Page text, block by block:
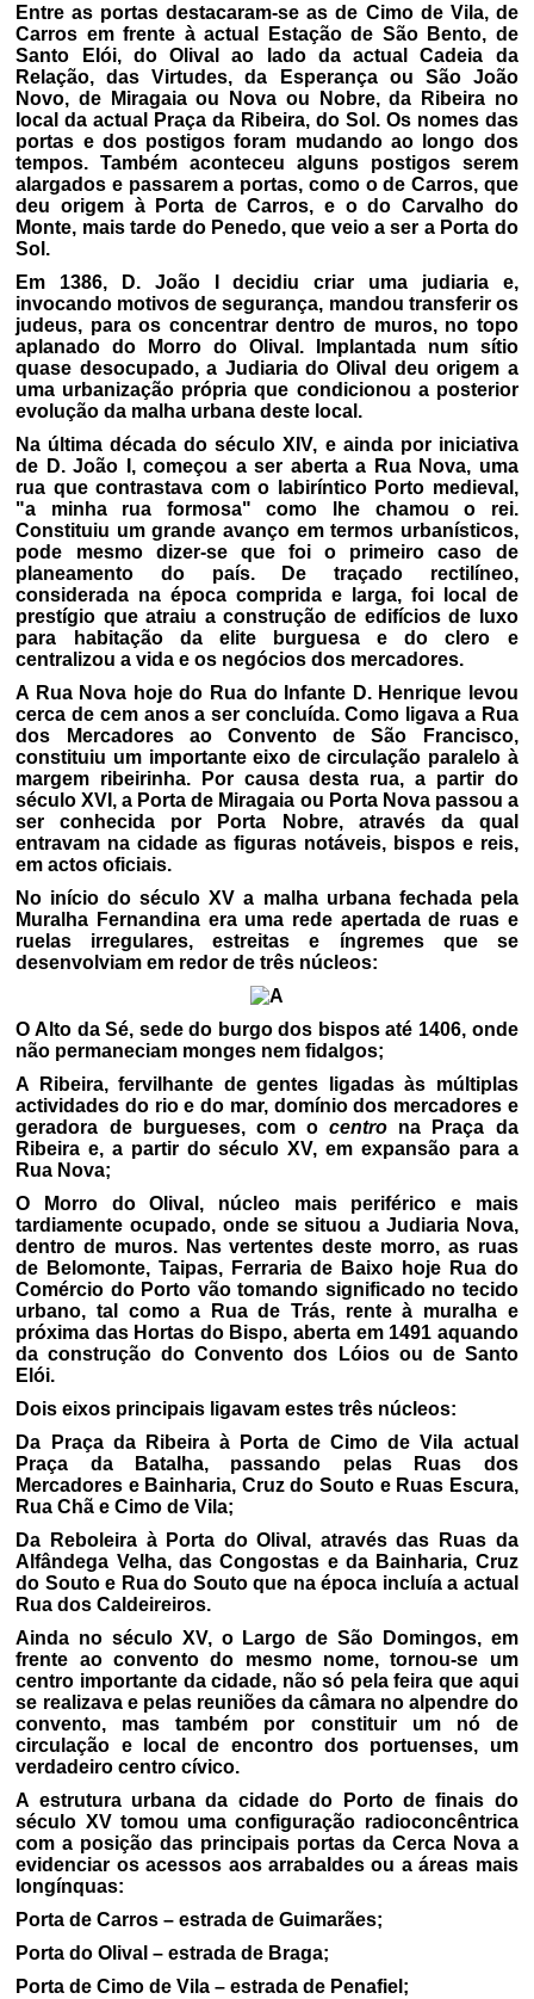
Entre as portas destacaram-se as de Cimo de Vila, de
Carros em frente à actual Estação de São Bento, de
Santo Elói, do Olival ao lado da actual Cadeia da
Relação, das Virtudes, da Esperança ou São João
Novo, de Miragaia ou Nova ou Nobre, da Ribeira no
local da actual Praça da Ribeira, do Sol. Os nomes das
portas e dos postigos foram mudando ao longo dos
tempos. Também aconteceu alguns postigos serem
alargados e passarem a portas, como o de Carros, que
deu origem à Porta de Carros, e o do Carvalho do
Monte, mais tarde do Penedo, que veio a ser a Porta do
Sol.
Em 1386, D. João I decidiu criar uma judiaria e,
invocando motivos de segurança, mandou transferir os
judeus, para os concentrar dentro de muros, no topo
aplanado do Morro do Olival. Implantada num sítio
quase desocupado, a Judiaria do Olival deu origem a
uma urbanização própria que condicionou a posterior
evolução da malha urbana deste local.
Na última década do século XIV, e ainda por iniciativa
de D. João I, começou a ser aberta a Rua Nova, uma
rua que contrastava com o labiríntico Porto medieval,
"a minha rua formosa" como lhe chamou o rei.
Constituiu um grande avanço em termos urbanísticos,
pode mesmo dizer-se que foi o primeiro caso de
planeamento do país. De traçado rectilíneo,
considerada na época comprida e larga, foi local de
prestígio que atraiu a construção de edifícios de luxo
para habitação da elite burguesa e do clero e
centralizou a vida e os negócios dos mercadores.
A Rua Nova hoje do Rua do Infante D. Henrique levou
cerca de cem anos a ser concluída. Como ligava a Rua
dos Mercadores ao Convento de São Francisco,
constituiu um importante eixo de circulação paralelo à
margem ribeirinha. Por causa desta rua, a partir do
século XVI, a Porta de Miragaia ou Porta Nova passou a
ser conhecida por Porta Nobre, através da qual
entravam na cidade as figuras notáveis, bispos e reis,
em actos oficiais.
No início do século XV a malha urbana fechada pela
Muralha Fernandina era uma rede apertada de ruas e
ruelas irregulares, estreitas e íngremes que se
desenvolviam em redor de três núcleos:
O Alto da Sé, sede do burgo dos bispos até 1406, onde
não permaneciam monges nem fidalgos;
A Ribeira, fervilhante de gentes ligadas às múltiplas
actividades do rio e do mar, domínio dos mercadores e
geradora de burgueses, com ocentro na Praça da
Ribeira e, a partir do século XV, em expansão para a
Rua Nova;
O Morro do Olival, núcleo mais periférico e mais
tardiamente ocupado, onde se situou a Judiaria Nova,
dentro de muros. Nas vertentes deste morro, as ruas
de Belomonte, Taipas, Ferraria de Baixo hoje Rua do
Comércio do Porto vão tomando significado no tecido
urbano, tal como a Rua de Trás, rente à muralha e
próxima das Hortas do Bispo, aberta em 1491 aquando
da construção do Convento dos Lóios ou de Santo
Elói.
Dois eixos principais ligavam estes três núcleos:
Da Praça da Ribeira à Porta de Cimo de Vila actual
Praça da Batalha, passando pelas Ruas dos
Mercadores e Bainharia, Cruz do Souto e Ruas Escura,
Rua Chã e Cimo de Vila;
Da Reboleira à Porta do Olival, através das Ruas da
Alfândega Velha, das Congostas e da Bainharia, Cruz
do Souto e Rua do Souto que na época incluía a actual
Rua dos Caldeireiros.
Ainda no século XV, o Largo de São Domingos, em
frente ao convento do mesmo nome, tornou-se um
centro importante da cidade, não só pela feira que aqui
se realizava e pelas reuniões da câmara no alpendre do
convento, mas também por constituir um nó de
circulação e local de encontro dos portuenses, um
verdadeiro centro cívico.
A estrutura urbana da cidade do Porto de finais do
século XV tomou uma configuração radioconcêntrica
com a posição das principais portas da Cerca Nova a
evidenciar os acessos aos arrabaldes ou a áreas mais
longínquas:
Porta de Carros – estrada de Guimarães;
Porta do Olival – estrada de Braga;
Porta de Cimo de Vila – estrada de Penafiel;